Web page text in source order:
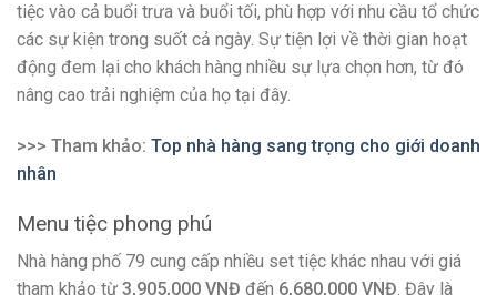
tiệc vào cả buổi trưa và buổi tối, phù hợp với nhu cầu tổ chức
các sự kiện trong suốt cả ngày. Sự tiện lợi về thời gian hoạt
động đem lại cho khách hàng nhiều sự lựa chọn hơn, từ đó
nâng cao trải nghiệm của họ tại đây.
>>> Tham khảo: Top nhà hàng sang trọng cho giới doanh
nhân
Menu tiệc phong phú
Nhà hàng phố 79 cung cấp nhiều set tiệc khác nhau với giá
tham khảo từ 3,905,000 VNĐ đến 6,680,000 VNĐ. Đây là